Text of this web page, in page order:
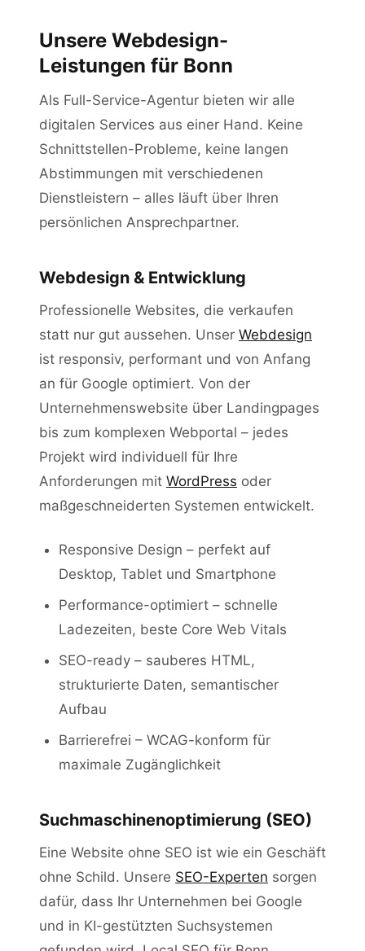
Unsere Webdesign-
Leistungen für Bonn
Als Full-Service-Agentur bieten wir alle
digitalen Services aus einer Hand. Keine
Schnittstellen-Probleme, keine langen
Abstimmungen mit verschiedenen
Dienstleistern – alles läuft über Ihren
persönlichen Ansprechpartner.
Webdesign & Entwicklung
Professionelle Websites, die verkaufen
statt nur gut aussehen. Unser Webdesign
ist responsiv, performant und von Anfang
an für Google optimiert. Von der
Unternehmenswebsite über Landingpages
bis zum komplexen Webportal – jedes
Projekt wird individuell für Ihre
Anforderungen mit WordPress oder
maßgeschneiderten Systemen entwickelt.
Responsive Design – perfekt auf
Desktop, Tablet und Smartphone
Performance-optimiert – schnelle
Ladezeiten, beste Core Web Vitals
SEO-ready – sauberes HTML,
strukturierte Daten, semantischer
Aufbau
Barrierefrei – WCAG-konform für
maximale Zugänglichkeit
Suchmaschinenoptimierung (SEO)
Eine Website ohne SEO ist wie ein Geschäft
ohne Schild. Unsere SEO-Experten sorgen
dafür, dass Ihr Unternehmen bei Google
und in KI-gestützten Suchsystemen